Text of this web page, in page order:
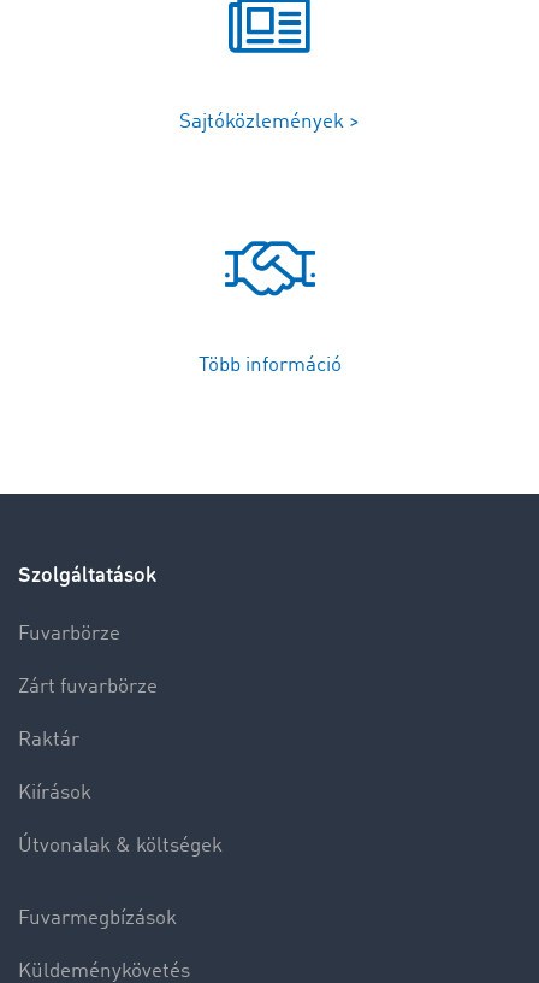
Sajtóközlemények >
Több információ
Szolgáltatások
Fuvarbörze
Zárt fuvarbörze
Raktár
Kiírások
Útvonalak & költségek
Fuvarmegbízások
Küldeménykövetés